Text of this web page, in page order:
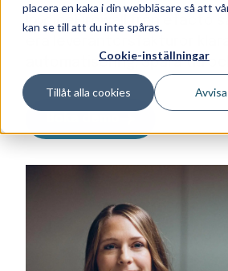
placera en kaka i din webbläsare så att
kan se till att du inte spåras.
Cookie-inställningar
Tillåt alla cookies
InvoiceFirewall från efacto
era leverantörsfakturor
automatisering. Spara tid